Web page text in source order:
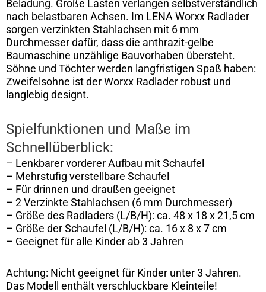
Beladung. Große Lasten verlangen selbstverständlich
nach belastbaren Achsen. Im LENA Worxx Radlader
sorgen verzinkten Stahlachsen mit 6 mm
Durchmesser dafür, dass die anthrazit-gelbe
Baumaschine unzählige Bauvorhaben übersteht.
Söhne und Töchter werden langfristigen Spaß haben:
Zweifelsohne ist der Worxx Radlader robust und
langlebig designt.
Spielfunktionen und Maße im
Schnellüberblick:
– Lenkbarer vorderer Aufbau mit Schaufel
– Mehrstufig verstellbare Schaufel
– Für drinnen und draußen geeignet
– 2 Verzinkte Stahlachsen (6 mm Durchmesser)
– Größe des Radladers (L/B/H): ca. 48 x 18 x 21,5 cm
– Größe der Schaufel (L/B/H): ca. 16 x 8 x 7 cm
– Geeignet für alle Kinder ab 3 Jahren
Achtung: Nicht geeignet für Kinder unter 3 Jahren.
Das Modell enthält verschluckbare Kleinteile!